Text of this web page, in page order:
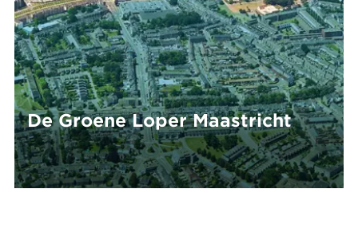
De Groene Loper Maastricht